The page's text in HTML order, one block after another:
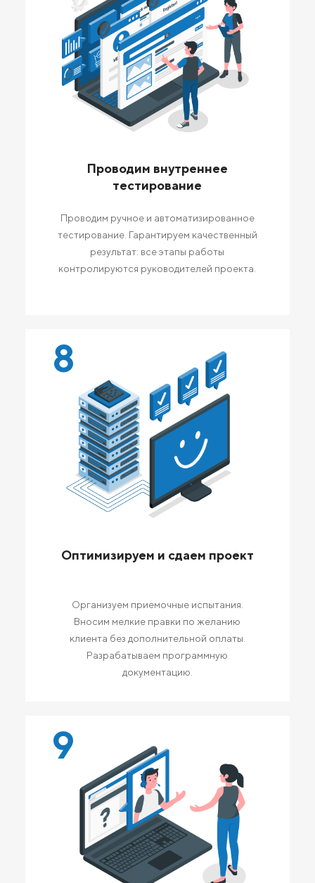
Проводим внутреннее
тестирование
Проводим ручное и автоматизированное
тестирование. Гарантируем качественный
результат: все этапы работы
контролируются руководителей проекта.
8
Оптимизируем и сдаем проект
Организуем приемочные испытания.
Вносим мелкие правки по желанию
клиента без дополнительной оплаты.
Разрабатываем программную
документацию.
9